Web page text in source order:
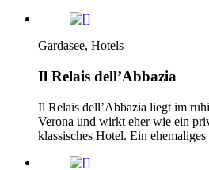
Gardasee, Hotels
Il Relais dell’Abbazia
Il Relais dell’Abbazia liegt im
Verona und wirkt eher wie ein
klassisches Hotel. Ein